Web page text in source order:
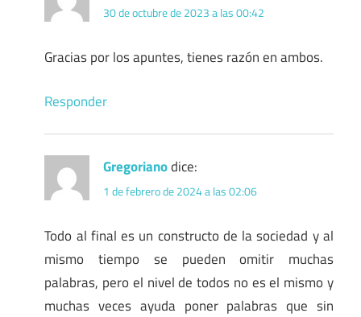
30 de octubre de 2023 a las 00:42
Gracias por los apuntes, tienes razón en ambos.
Responder
Gregorianodice:
1 de febrero de 2024 a las 02:06
Todo al final es un constructo de la sociedad y al
mismo tiempo se pueden omitir muchas
palabras, pero el nivel de todos no es el mismo y
muchas veces ayuda poner palabras que sin